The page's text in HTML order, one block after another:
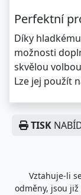
Perfektní
Díky
možnosti
skvělou
Lze jej použít
TISK
Vztahuje-li
odměny, jsou